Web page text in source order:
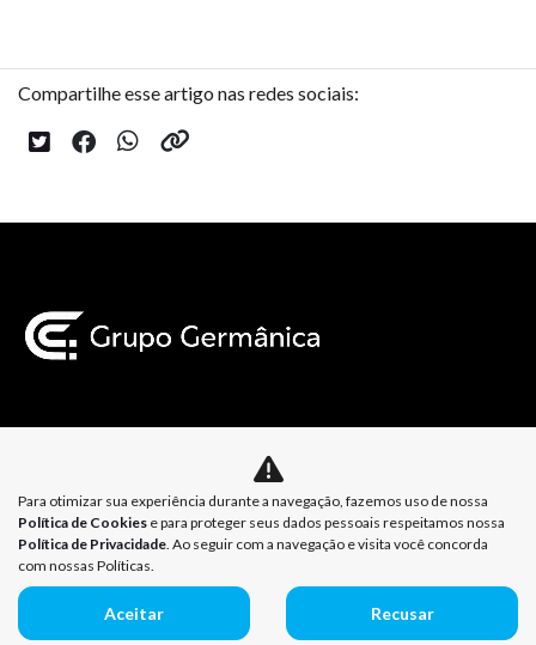
Compartilhe esse artigo nas redes sociais:
Política de Privacidade Política de Cookies
Desenvolvido pela DEALERSPACE ® Direitos Reservados.
Para otimizar sua experiência durante a navegação, fazemos uso de nossa
Política de Cookies e para proteger seus dados pessoais respeitamos nossa
Política de Privacidade. Ao seguir com a navegação e visita você concorda
com nossas Políticas.
Aceitar Recusar